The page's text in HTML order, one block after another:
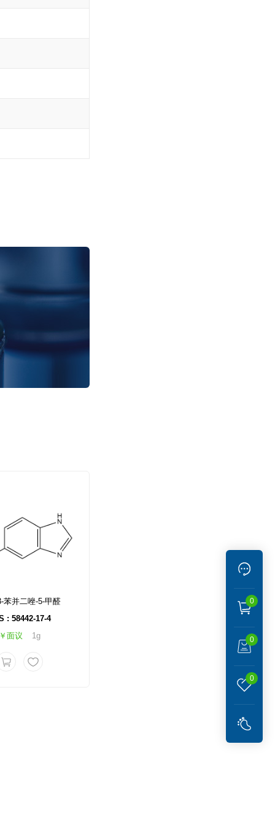
0
0
0
苯并二唑-5-甲醛
: 58442-17-4
面议
1g